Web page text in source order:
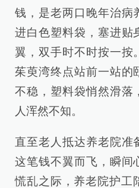
钱，是老两口晚年治病
进白色塑料袋，塞进贴
翼，双手时不时按一按
茱萸湾终点站前一站的
不稳，塑料袋悄然滑落
人浑然不知。
直至老人抵达养老院准
这笔钱不翼而飞，瞬间
慌乱之际，养老院护工